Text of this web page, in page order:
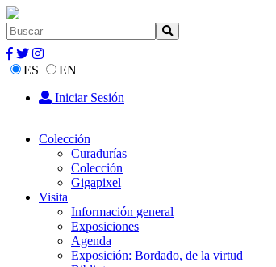
ES
EN
Iniciar Sesión
Colección
Curadurías
Colección
Gigapixel
Visita
Información general
Exposiciones
Agenda
Exposición: Bordado, de la virtud